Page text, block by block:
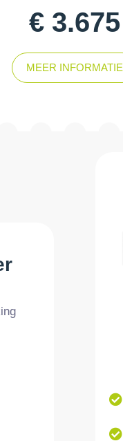
€ 3.675
MEER INFORMATIE